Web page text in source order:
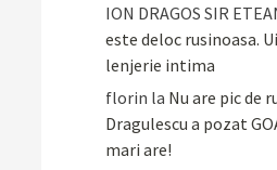
ION DRAGOS SIR
este deloc rusinoasa.
lenjerie intima
florin la Nu are pic de
Dragulescu a pozat
mari are!